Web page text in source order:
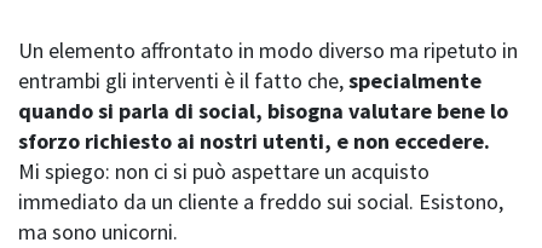
Un elemento affrontato in modo diverso ma ripetuto in
entrambi gli interventi è il fatto che,specialmente
quando si parla di social, bisogna valutare bene lo
sforzo richiesto ai nostri utenti, e non eccedere.
Mi spiego: non ci si può aspettare un acquisto
immediato da un cliente a freddo sui social. Esistono,
ma sono unicorni.